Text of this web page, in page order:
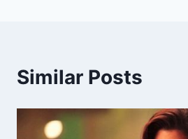
Similar Posts